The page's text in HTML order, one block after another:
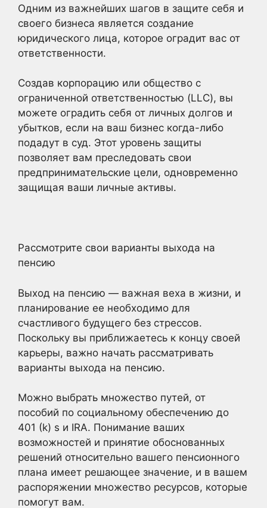
Одним из важнейших шагов в защите себя и
своего бизнеса является создание
юридического лица, которое оградит вас от
ответственности.
Создав корпорацию или общество с
ограниченной ответственностью (LLC), вы
можете оградить себя от личных долгов и
убытков, если на ваш бизнес когда-либо
подадут в суд. Этот уровень защиты
позволяет вам преследовать свои
предпринимательские цели, одновременно
защищая ваши личные активы.
Рассмотрите свои варианты выхода на
пенсию
Выход на пенсию — важная веха в жизни, и
планирование ее необходимо для
счастливого будущего без стрессов.
Поскольку вы приближаетесь к концу своей
карьеры, важно начать рассматривать
варианты выхода на пенсию.
Можно выбрать множество путей, от
пособий по социальному обеспечению до
401 (k) s и IRA. Понимание ваших
возможностей и принятие обоснованных
решений относительно вашего пенсионного
плана имеет решающее значение, и в вашем
распоряжении множество ресурсов, которые
помогут вам.